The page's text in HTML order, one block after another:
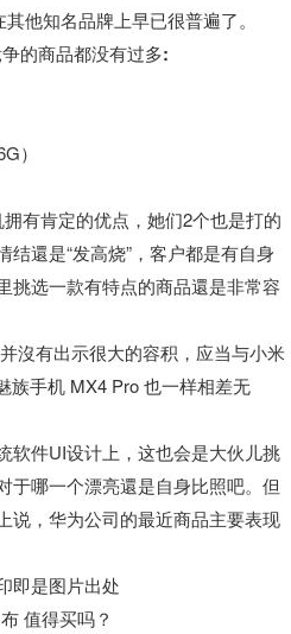
他知名品牌上早已很普遍了。
的商品都没有过多:
）
有肯定的优点，她们2个也是打的
還是“发高烧”，客户都是有自身
挑选一款有特点的商品還是非常容
沒有出示很大的容积，应当与小米
族手机 MX4 Pro 也一样相差无
软件UI设计上，这也会是大伙儿挑
于哪一个漂亮還是自身比照吧。但
说，华为公司的最近商品主要表现
即是图片出处